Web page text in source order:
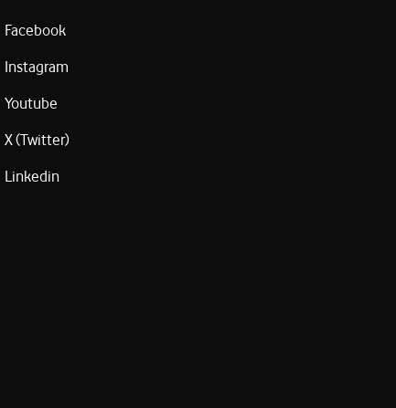
Facebook
Instagram
Youtube
X (Twitter)
Linkedin